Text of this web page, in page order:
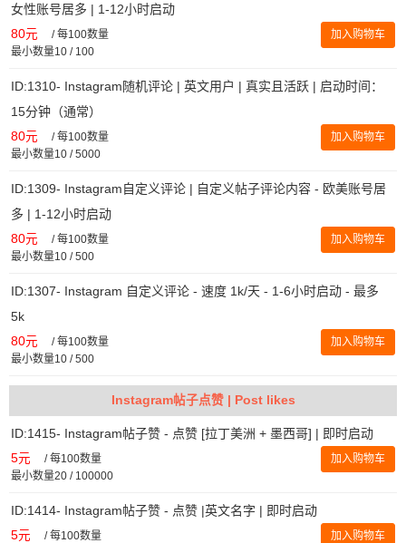
女性账号居多 | 1-12小时启动
80元 /每100数量
最小数量10 / 100
加入购物车
ID:1310- Instagram随机评论 | 英文用户 | 真实且活跃 | 启动时间：
15分钟（通常）
80元 /每100数量
最小数量10 / 5000
加入购物车
ID:1309- Instagram自定义评论 | 自定义帖子评论内容 - 欧美账号居
多 | 1-12小时启动
80元 /每100数量
最小数量10 / 500
加入购物车
ID:1307- Instagram 自定义评论 - 速度 1k/天 - 1-6小时启动 - 最多
5k
80元 /每100数量
最小数量10 / 500
加入购物车
Instagram帖子点赞 | Post likes
ID:1415- Instagram帖子赞 - 点赞 [拉丁美洲 + 墨西哥] | 即时启动
5元 /每100数量
最小数量20 / 100000
加入购物车
ID:1414- Instagram帖子赞 - 点赞 |英文名字 | 即时启动
5元 /每100数量
加入购物车